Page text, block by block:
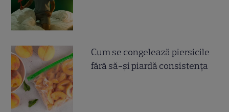
Cum se congelează piersicile
fără să-și piardă consistența